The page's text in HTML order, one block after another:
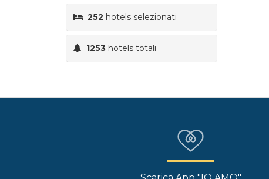
252 hotels selezionati
1253 hotels totali